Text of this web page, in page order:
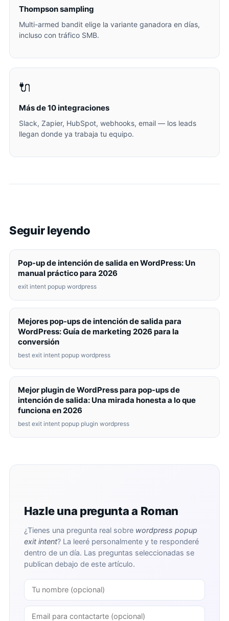
Thompson sampling
Multi-armed bandit elige la variante ganadora en días,
incluso con tráfico SMB.
🔌
Más de 10 integraciones
Slack, Zapier, HubSpot, webhooks, email — los leads
llegan donde ya trabaja tu equipo.
Seguir leyendo
Pop-up de intención de salida en WordPress: Un
manual práctico para 2026
exit intent popup wordpress
Mejores pop-ups de intención de salida para
WordPress: Guía de marketing 2026 para la
conversión
best exit intent popup wordpress
Mejor plugin de WordPress para pop-ups de
intención de salida: Una mirada honesta a lo que
funciona en 2026
best exit intent popup plugin wordpress
Hazle una pregunta a Roman
¿Tienes una pregunta real sobre wordpress popup
exit intent? La leeré personalmente y te responderé
dentro de un día. Las preguntas seleccionadas se
publican debajo de este artículo.